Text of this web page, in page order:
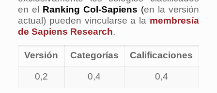
en el Ranking Col-Sapiens (en la versión
actual) pueden vincularse a la membresía
de Sapiens Research.
Versión Categorías Calificaciones
0,2 0,4 0,4